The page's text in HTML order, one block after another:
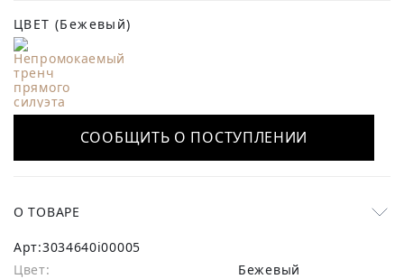
ЦВЕТ (Бежевый)
СООБЩИТЬ О ПОСТУПЛЕНИИ
О ТОВАРЕ
Арт:3034640i00005
Цвет:
Бежевый